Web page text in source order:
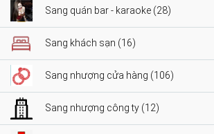
Sang quán bar - karaoke (28)
Sang khách sạn (16)
Sang nhượng cửa hàng (106)
Sang nhượng công ty (12)